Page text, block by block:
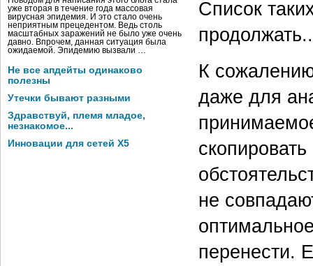
уже вторая в течение года массовая
вирусная эпидемия. И это стало очень
неприятным прецедентом. Ведь столь
масштабных заражений не было уже очень
давно. Впрочем, данная ситуация была
ожидаемой. Эпидемию вызвали …
Не все апдейты одинаково
полезны
Утечки бывают разными
Здравствуй, племя младое,
незнакомое...
Инновации для сетей X5
Список
К
даже для
не
перенести.